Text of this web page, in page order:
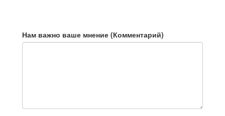
Нам важно ваше мнение (Комментарий)